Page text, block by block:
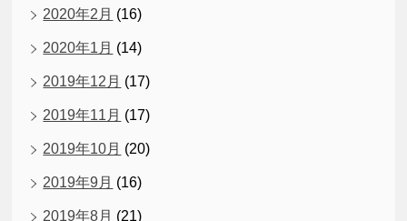
2020年2月 (16)
2020年1月 (14)
2019年12月 (17)
2019年11月 (17)
2019年10月 (20)
2019年9月 (16)
2019年8月 (21)